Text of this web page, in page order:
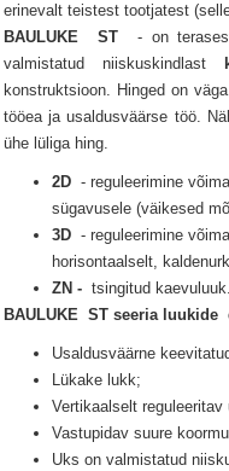
erinevalt teistest tootjatest
BAULUKE
ST- on terasest
valmistatud niiskuskindlast
konstruktsioon. Hinged on
tööea ja usaldusväärse töö.
ühe lüliga hing.
2D - reguleerimine
sügavusele (väikesed
3D - reguleerimine
horisontaalselt,
ZN - tsingitud kaevuluuk.
BAULUKE ST seeria luukide
Usaldusväärne
Lükake lukk;
Vertikaalselt reguleeritav
Vastupidav suure
Uks on valmistatud